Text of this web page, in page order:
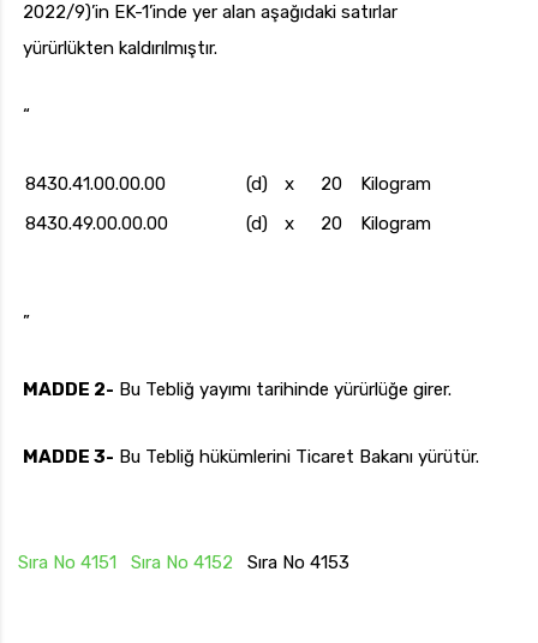
2022/9)’in EK-1’inde yer alan aşağıdaki satırlar
yürürlükten kaldırılmıştır.
“
8430.41.00.00.00 (d) x 20
Kilogram
8430.49.00.00.00
(d) x 20 Kilogram
”
MADDE 2- Bu Tebliğ yayımı tarihinde yürürlüğe girer.
MADDE 3- Bu Tebliğ hükümlerini Ticaret Bakanı yürütür.
Sıra No 4151 Sıra No 4152 Sıra No 4153